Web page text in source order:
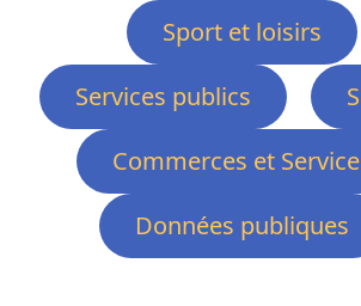
Sport et loisirs
Services publics
Commerces et
Données publiques